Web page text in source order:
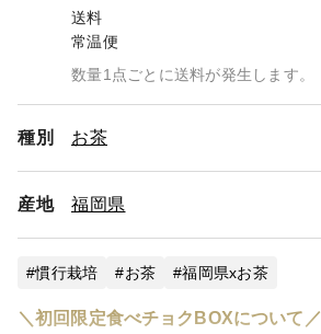
送料
常温便
数量1点ごとに送料が発生します。
種別 お茶
産地 福岡県
慣行栽培 お茶 福岡県xお茶
＼初回限定食べチョクBOXについて／